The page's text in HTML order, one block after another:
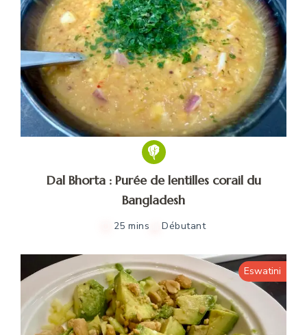
Dal Bhorta : Purée de lentilles corail du
Bangladesh
25 mins Débutant
Eswatini